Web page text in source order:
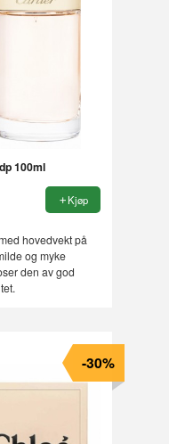
100ml
Kjøp
hovedvekt på
og myke
den av god
-30%